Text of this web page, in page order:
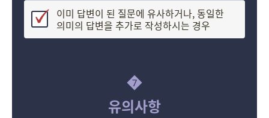
이미 답변이 된 질문에 유사하거나, 동일한
의미의 답변을 추가로 작성하시는 경우
7
유의사항